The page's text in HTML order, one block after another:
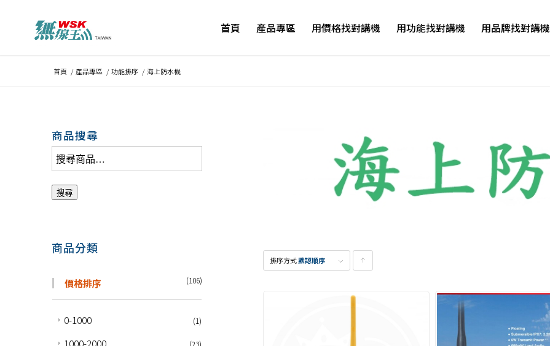
首頁 產品專區 用價格找對講機 用功能找對講機 用品牌找對講機
首頁 / 產品專區 / 功能排序 / 海上防水機
排序方式默認順序
序顯
商品搜尋
搜尋
商品分類
價格排序 (106)
0-1000 (1)
1000-2000 (23)